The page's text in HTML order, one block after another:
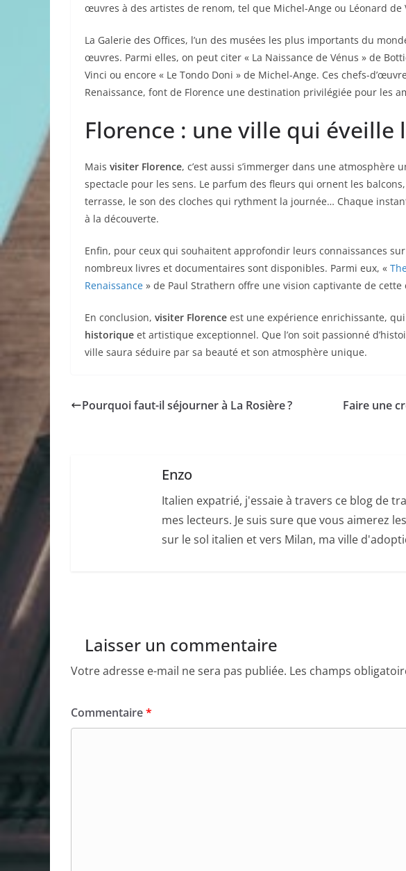
œuvres à des artistes de renom, tel que Michel-Ange ou Léonard de
La Galerie des Offices, l’un des musées les plus importants du
œuvres. Parmi elles, on peut citer « La Naissance de Vénus » de
Vinci ou encore « Le Tondo Doni » de Michel-Ange. Ces chefs-
Renaissance, font de Florence une destination privilégiée pour les
Florence : une ville qui éveille
Mais visiter Florence, c’est aussi s’immerger dans une atmosphère
spectacle pour les sens. Le parfum des fleurs qui ornent les
terrasse, le son des cloches qui rythment la journée… Chaque
à la découverte.
Enfin, pour ceux qui souhaitent approfondir leurs connaissances
nombreux livres et documentaires sont disponibles. Parmi eux, «
Renaissance » de Paul Strathern offre une vision captivante de cette
En conclusion, visiter Florence est une expérience enrichissante,
historique et artistique exceptionnel. Que l’on soit passionné
ville saura séduire par sa beauté et son atmosphère unique.
Pourquoi faut-il séjourner à La Rosière ?
Faire une
Enzo
Italien expatrié, j'essaie à travers ce blog de
mes lecteurs. Je suis sure que vous aimerez
sur le sol italien et vers Milan, ma ville
Laisser un commentaire
Votre adresse e-mail ne sera pas publiée. Les champs
Commentaire*